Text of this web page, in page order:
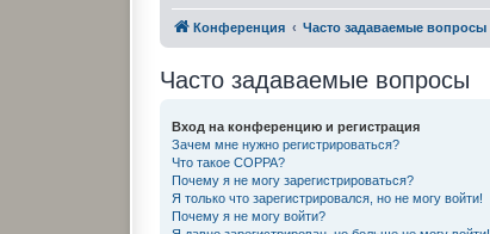
Конференция Часто задаваемые вопросы
Часто задаваемые вопросы
Вход на конференцию и регистрация
Зачем мне нужно регистрироваться?
Что такое COPPA?
Почему я не могу зарегистрироваться?
Я только что зарегистрировался, но не могу войти!
Почему я не могу войти?